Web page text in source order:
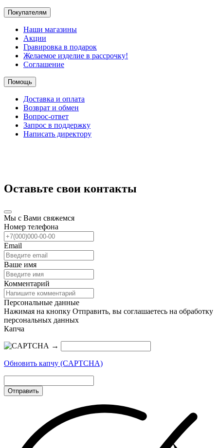
Покупателям
Наши магазины
Акции
Гравировка в подарок
Желаемое изделие в рассрочку!
Соглашение
Помощь
Доставка и оплата
Возврат и обмен
Вопрос-ответ
Запрос в поддержку
Написать директору
Оставьте свои контакты
Мы с Вами свяжемся
Номер телефона
Email
Ваше имя
Комментарий
Персональные данные
Нажимая на кнопку Отправить, вы соглашаетесь на обработку
персональных данных
Капча
→
Обновить капчу (CAPTCHA)
Отправить